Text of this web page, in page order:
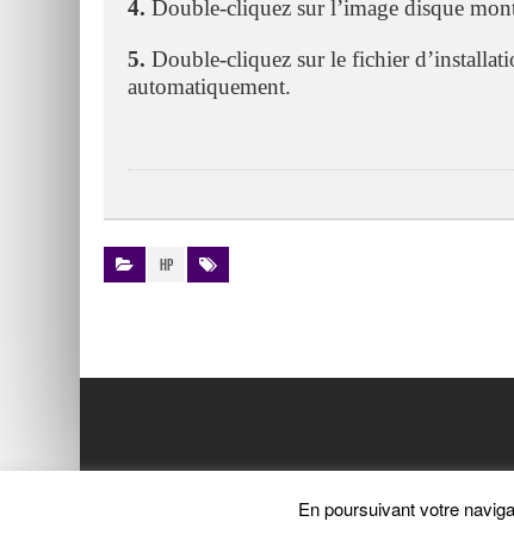
4. Double-cliquez sur l’image disque
5. Double-cliquez sur le fichier
automatiquement.
HP
En poursuivant votre